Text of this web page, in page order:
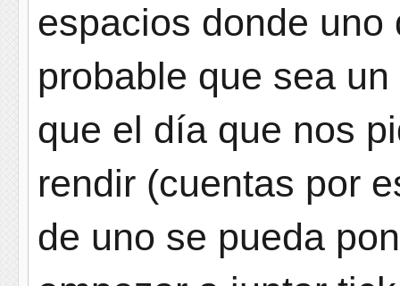
espacios donde
probable que sea
que el día que nos
rendir (cuentas por
de uno se pueda